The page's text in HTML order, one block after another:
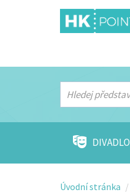
DIVADLO
Úvodní stránka